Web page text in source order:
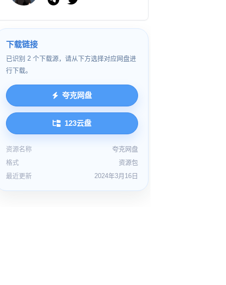
下载链接
已识别 2 个下载源，请从下方选择对应网盘进
行下载。
夸克网盘
123云盘
资源名称
夸克网盘
格式
资源包
最近更新
2024年3月16日